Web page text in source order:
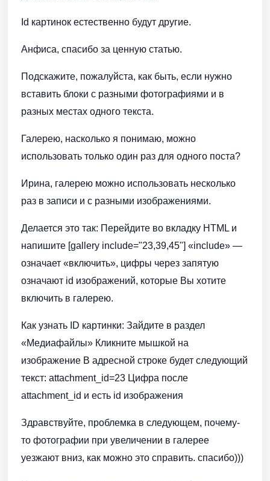
Id картинок естественно будут другие.
Анфиса, спасибо за ценную статью.
Подскажите, пожалуйста, как быть, если нужно
вставить блоки с разными фотографиями и в
разных местах одного текста.
Галерею, насколько я понимаю, можно
использовать только один раз для одного поста?
Ирина, галерею можно использовать несколько
раз в записи и с разными изображениями.
Делается это так: Перейдите во вкладку HTML и
напишите [gallery include="23,39,45"] «include» —
означает «включить», цифры через запятую
означают id изображений, которые Вы хотите
включить в галерею.
Как узнать ID картинки: Зайдите в раздел
«Медиафайлы» Кликните мышкой на
изображение В адресной строке будет следующий
текст: attachment_id=23 Цифра после
attachment_id и есть id изображения
Здравствуйте, проблемка в следующем, почему-
то фотографии при увеличении в галерее
уезжают вниз, как можно это справить. спасибо)))